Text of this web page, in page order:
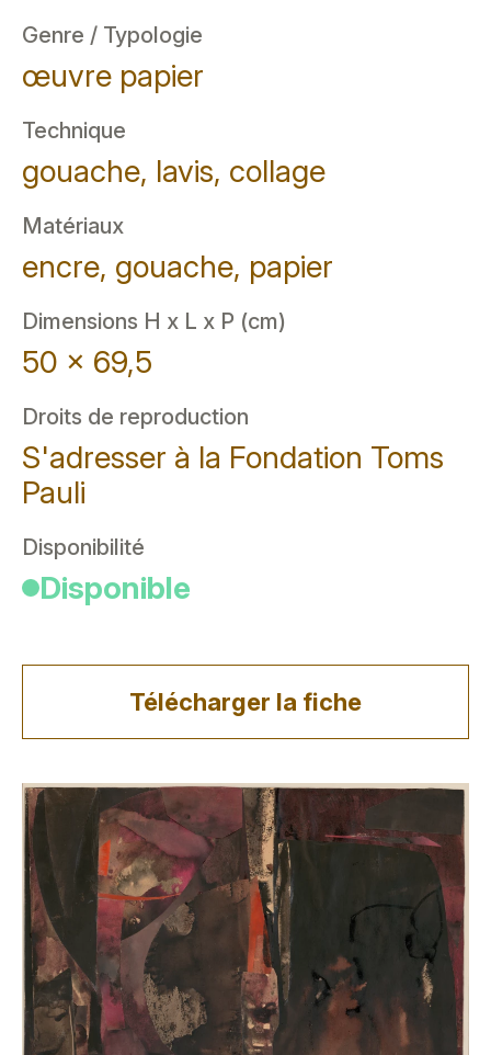
Genre / Typologie
œuvre papier
Technique
gouache, lavis, collage
Matériaux
encre, gouache, papier
Dimensions H x L x P (cm)
50 x 69,5
Droits de reproduction
S'adresser à la Fondation Toms
Pauli
Disponibilité
Disponible
Télécharger la fiche